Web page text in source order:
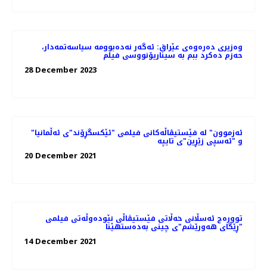
وەزیری دەرەوەی عێراق: ئه‌گه‌ر نه‌ده‌بوومه‌ سیاسەتمەدار،
حەزم دەکرد ببم بە سیناریۆنووسی فیلم
28 December 2023
"ئەزموون" لە فێستیڤاڵەکانی فیلمی "ئێکسگڕۆند"ی ئەڵمانیا
و "ئەسپی زێڕین"ی تایپە
20 December 2021
توورەج ئەسڵانی خەڵاتی فێستیڤاڵی نێودەوڵەتی فیلمی
"ڕێگای هەورێشم"ی چینی بەدەستهێنا
14 December 2021